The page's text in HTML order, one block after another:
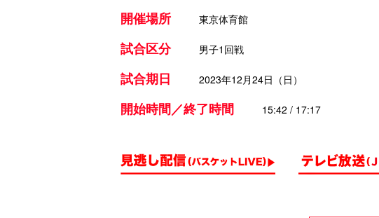
開催場所 東京体育館
試合区分 男子1回戦
試合期日 2023年12月24日（日）
開始時間／終了時間 15:42 / 17:17